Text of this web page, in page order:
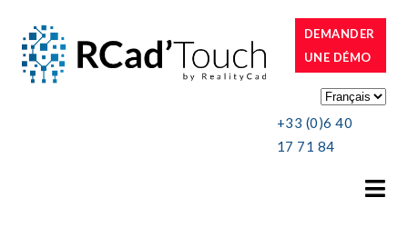
DEMANDER
UNE DÉMO
+33 (0)6 40
17 71 84